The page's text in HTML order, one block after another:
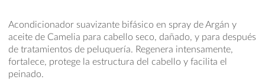
Acondicionador suavizante bifásico en spray de Argán y
aceite de Camelia para cabello seco, dañado, y para después
de tratamientos de peluquería. Regenera intensamente,
fortalece, protege la estructura del cabello y facilita el
peinado.